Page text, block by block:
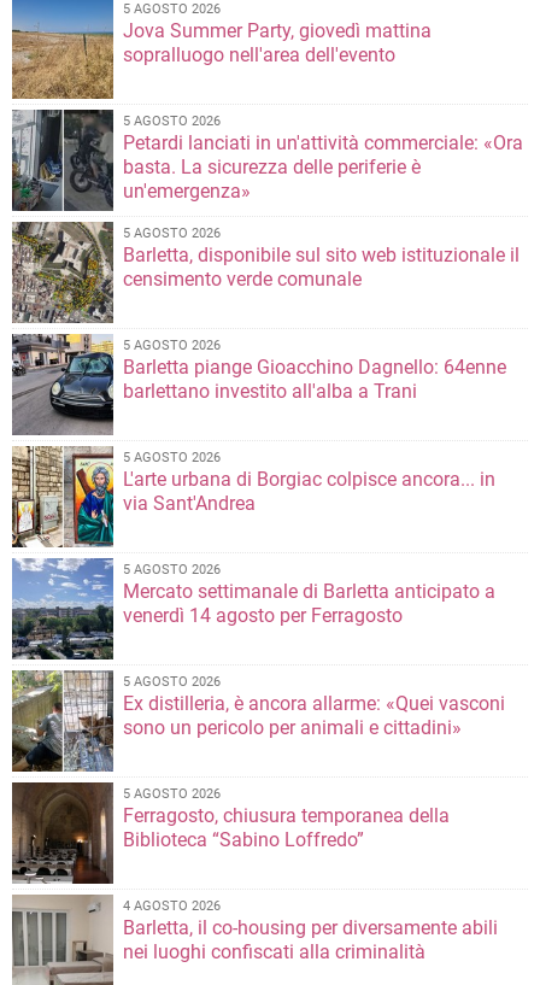
5 AGOSTO 2026
Jova Summer Party, giovedì mattina
sopralluogo nell'area dell'evento
5 AGOSTO 2026
Petardi lanciati in un'attività commerciale: «Ora
basta. La sicurezza delle periferie è
un'emergenza»
5 AGOSTO 2026
Barletta, disponibile sul sito web istituzionale il
censimento verde comunale
5 AGOSTO 2026
Barletta piange Gioacchino Dagnello: 64enne
barlettano investito all'alba a Trani
5 AGOSTO 2026
L'arte urbana di Borgiac colpisce ancora... in
via Sant'Andrea
5 AGOSTO 2026
Mercato settimanale di Barletta anticipato a
venerdì 14 agosto per Ferragosto
5 AGOSTO 2026
Ex distilleria, è ancora allarme: «Quei vasconi
sono un pericolo per animali e cittadini»
5 AGOSTO 2026
Ferragosto, chiusura temporanea della
Biblioteca “Sabino Loffredo”
4 AGOSTO 2026
Barletta, il co-housing per diversamente abili
nei luoghi confiscati alla criminalità